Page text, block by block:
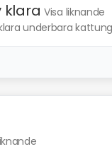
klara Visa liknande
underbara